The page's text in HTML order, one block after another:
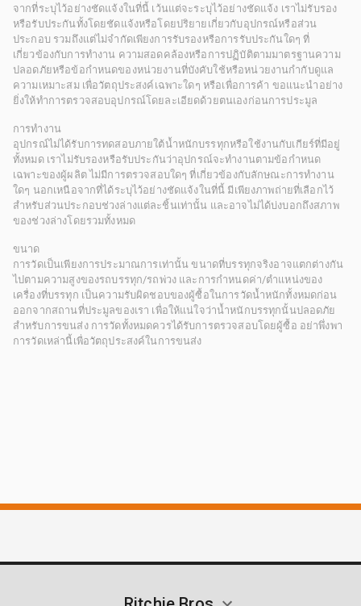
จากที่ระบุไว้อย่างชัดแจ้งในที่นี้ เว้นแต่จะระบุไว้อย่างชัดแจ้ง เราไม่รับรอง
หรือรับประกันทั้งโดยชัดแจ้งหรือโดยปริยายเกี่ยวกับอุปกรณ์หรือส่วน
ประกอบ รวมถึงแต่ไม่จำกัดเพียงการรับรองหรือการรับประกันใดๆ ที่
เกี่ยวข้องกับการทำงาน ความสอดคล้องหรือการปฏิบัติตามมาตรฐานความ
ปลอดภัยหรือข้อกำหนดของหน่วยงานที่บังคับใช้หรือหน่วยงานกำกับดูแล
ความเหมาะสม เพื่อวัตถุประสงค์เฉพาะใดๆ หรือเพื่อการค้า ขอแนะนำอย่าง
ยิ่งให้ทำการตรวจสอบอุปกรณ์โดยละเอียดด้วยตนเองก่อนการประมูล
การทำงาน
อุปกรณ์ไม่ได้รับการทดสอบภายใต้น้ำหนักบรรทุกหรือใช้งานกับเกียร์ที่มีอยู่
ทั้งหมด เราไม่รับรองหรือรับประกันว่าอุปกรณ์จะทำงานตามข้อกำหนด
เฉพาะของผู้ผลิต ไม่มีการตรวจสอบใดๆ ที่เกี่ยวข้องกับลักษณะการทำงาน
ใดๆ นอกเหนือจากที่ได้ระบุไว้อย่างชัดแจ้งในที่นี้ มีเพียงภาพถ่ายที่เลือกไว้
สำหรับส่วนประกอบช่วงล่างแต่ละชิ้นเท่านั้น และอาจไม่ได้บ่งบอกถึงสภาพ
ของช่วงล่างโดยรวมทั้งหมด
ขนาด
การวัดเป็นเพียงการประมาณการเท่านั้น ขนาดที่บรรทุกจริงอาจแตกต่างกัน
ไปตามความสูงของรถบรรทุก/รถพ่วง และการกำหนดค่า/ตำแหน่งของ
เครื่องที่บรรทุก เป็นความรับผิดชอบของผู้ซื้อในการวัดน้ำหนักทั้งหมดก่อน
ออกจากสถานที่ประมูลของเรา เพื่อให้แน่ใจว่าน้ำหนักบรรทุกนั้นปลอดภัย
สำหรับการขนส่ง การวัดทั้งหมดควรได้รับการตรวจสอบโดยผู้ซื้อ อย่าพึ่งพา
การวัดเหล่านี้เพื่อวัตถุประสงค์ในการขนส่ง